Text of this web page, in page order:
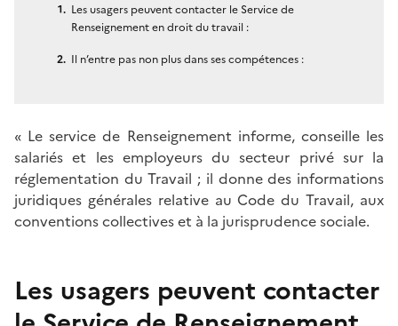
Les usagers peuvent contacter le Service de
Renseignement en droit du travail :
Il n’entre pas non plus dans ses compétences :
« Le service de Renseignement informe, conseille les
salariés et les employeurs du secteur privé sur la
réglementation du Travail ; il donne des informations
juridiques générales relative au Code du Travail, aux
conventions collectives et à la jurisprudence sociale.
Les usagers peuvent contacter